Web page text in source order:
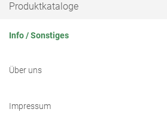
Produktkataloge
Info / Sonstiges
Über uns
Impressum